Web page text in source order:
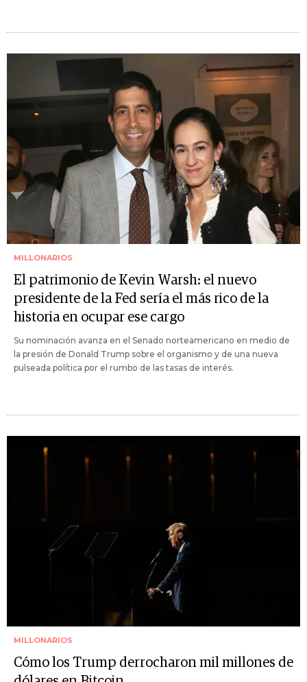
MILLONARIOS
El patrimonio de Kevin Warsh: el nuevo
presidente de la Fed sería el más rico de la
historia en ocupar ese cargo
Su nominación avanza en el Senado norteamericano en medio de
la presión de Donald Trump sobre el organismo y de una nueva
pulseada política por el rumbo de las tasas de interés.
MILLONARIOS
Cómo los Trump derrocharon mil millones de